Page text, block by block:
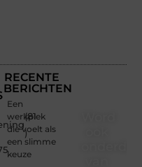
(81
)
RECENTE
BERICHTEN
Een
werkplek
die voelt als
een slimme
keuze